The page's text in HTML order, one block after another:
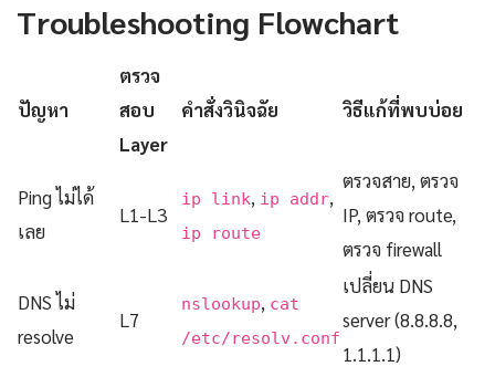
Troubleshooting Flowchart
ปัญหา
ตรวจ
สอบ
Layer
คำสั่งวินิจฉัย วิธีแก้ที่พบบ่อย
Ping ไม่ได้
เลย
L1-L3
ip link, ip addr,
ip route
ตรวจสาย, ตรวจ
IP, ตรวจ route,
ตรวจ firewall
DNS ไม่
resolve
L7
nslookup, cat
/etc/resolv.conf
เปลี่ยน DNS
server (8.8.8.8,
1.1.1.1)